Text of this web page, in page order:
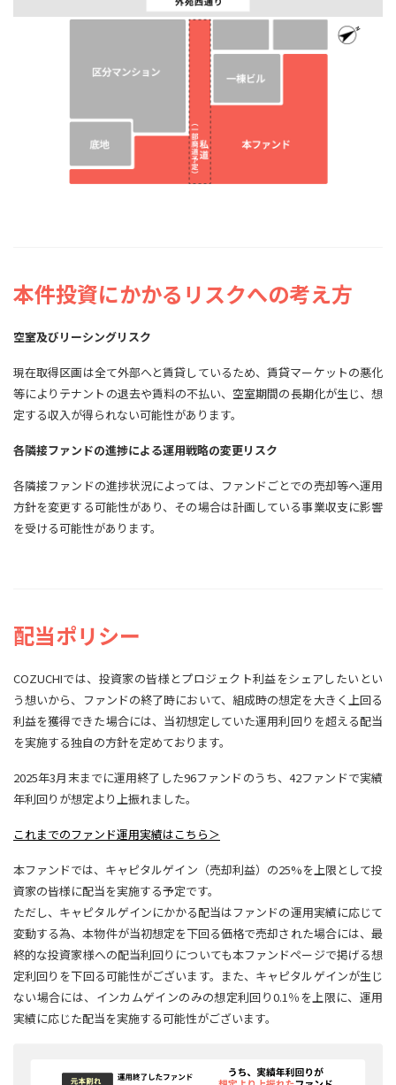
本件投資にかかるリスクへの考え方
空室及びリーシングリスク
現在取得区画は全て外部へと賃貸しているため、賃貸マーケットの悪化
等によりテナントの退去や賃料の不払い、空室期間の長期化が生じ、想
定する収入が得られない可能性があります。
各隣接ファンドの進捗による運用戦略の変更リスク
各隣接ファンドの進捗状況によっては、ファンドごとでの売却等へ運用
方針を変更する可能性があり、その場合は計画している事業収支に影響
を受ける可能性があります。
配当ポリシー
COZUCHIでは、投資家の皆様とプロジェクト利益をシェアしたいとい
う想いから、ファンドの終了時において、組成時の想定を大きく上回る
利益を獲得できた場合には、当初想定していた運用利回りを超える配当
を実施する独自の方針を定めております。
2025年3月末までに運用終了した96ファンドのうち、42ファンドで実績
年利回りが想定より上振れました。
これまでのファンド運用実績はこちら＞
本ファンドでは、キャピタルゲイン（売却利益）の25%を上限として投
資家の皆様に配当を実施する予定です。
ただし、キャピタルゲインにかかる配当はファンドの運用実績に応じて
変動する為、本物件が当初想定を下回る価格で売却された場合には、最
終的な投資家様への配当利回りについても本ファンドページで掲げる想
定利回りを下回る可能性がございます。また、キャピタルゲインが生じ
ない場合には、インカムゲインのみの想定利回り0.1％を上限に、運用
実績に応じた配当を実施する可能性がございます。